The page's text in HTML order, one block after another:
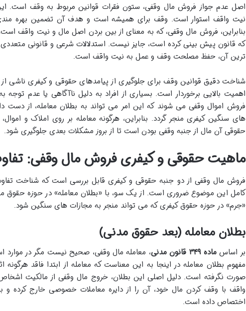
اصل عدم جواز فروش مال وقفی، ستون فقرات قوانین مربوط به وقف است.
نیت واقف استوار است. وقف برای همیشه است و هدف آن تضمین بهره
بنابراین، فروش مال وقفی، که به معنای از بین بردن اصل مال و نیت واقف
که قانون پیش بینی کرده است، جایز نیست. استدلالات شرعی و قانونی
ترین آن، حفظ مصلحت وقف و عمل به نیت واقف است.
شناخت دقیق قوانین وقف برای جلوگیری از پیامدهای حقوقی و کیفری ناشی از
اهمیت بالایی برخوردار است. بسیاری از افراد به دلیل ناآگاهی یا عدم توجه
فروش اموال وقفی می شوند که این امر می تواند به بطلان معامله، از دست
های سنگین کیفری منجر گردد. بنابراین، هرگونه معامله بر روی املاک و
حقوقی آن مال از جنبه وقفی بودن است تا از بروز مشکلات بعدی جلوگیری شود.
ماهیت حقوقی و کیفری فروش مال وقفی:
فروش مال وقفی از دو جنبه حقوقی و کیفری قابل بررسی است که شناخت
کامل این موضوع ضروری است. از یک سو، با «بطلان معامله» در حوزه حقوق
«جرم» در حوزه حقوق کیفری که می تواند منجر به مجازات های سنگین شود.
بطلان معامله (بعد حقوق مدنی)
بر اساس ماده ۳۴۹ قانون مدنی
، معامله مال وقفی، صحیح نیست مگر در موارد
مفهوم بطلان معامله در اینجا به این معناست که معامله از ابتدا فاقد
صورت نگرفته است. دلیل اصلی این بطلان، خروج مال وقفی از مالکیت
واقف با وقف کردن مال خود، آن را از دایره معاملات خصوصی خارج
اختصاص داده است.